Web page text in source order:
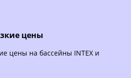
цены
цены на бассейны INTEX и